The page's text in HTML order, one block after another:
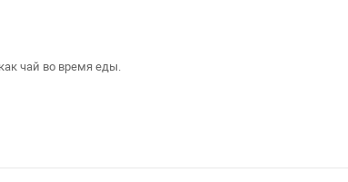
чай во время еды.